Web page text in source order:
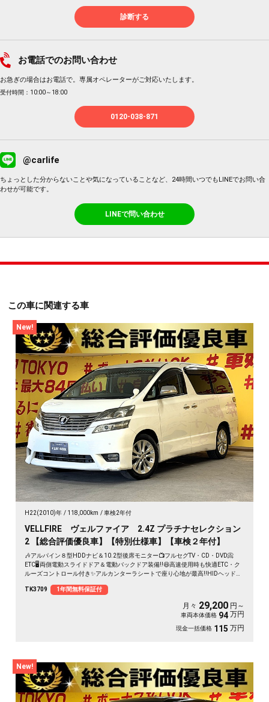
診断する
お電話でのお問い合わせ
お急ぎの場合はお電話で。専属オペレーターがご対応いたします。
受付時間：10:00～18:00
0120-038-871
@carlife
ちょっとした分からないことや気になっていることなど、24時間いつでもLINEでお問い合
わせが可能です。
LINEで問い合わせ
この車に関連する車
New!
H22(2010)年 118,000km 車検2年付
VELLFIRE ヴェルファイア 2.4Z プラチナセレクション
2 【総合評価優良車】【特別仕様車】【車検２年付】
🎶アルパイン８型HDDナビ＆10.2型後席モニター📺フルセグTV・CD・DVD📀
ETC🖥️両側電動スライドドア＆電動バックドア装備‼️😆高速使用時も快適ETC・ク
ルーズコントロール付き✨アルカンターラシートで座り心地が最高‼️HIDヘッドラ
など高級感溢れる室内😊左右独立のデュアルエアコンや後席独立のWエアコンな
TK3709 1年間無料保証付
月々 29,200 円～
車両本体価格 94 万円
現金一括価格 115 万円
New!